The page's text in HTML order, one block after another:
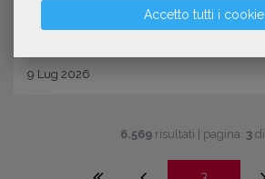
Accetto tutti i cookie
9 Lug 2026
6.569 risultati | pagina: 3 di